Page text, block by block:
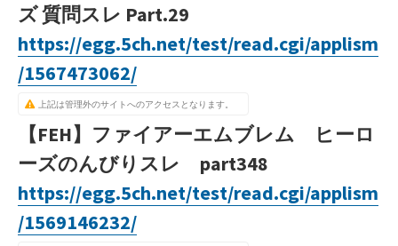
ズ 質問スレ Part.29
https://egg.5ch.net/test/read.cgi/applism
/1567473062/
上記は管理外のサイトへのアクセスとなります。
【FEH】ファイアーエムブレム ヒーロ
ーズのんびりスレ part348
https://egg.5ch.net/test/read.cgi/applism
/1569146232/